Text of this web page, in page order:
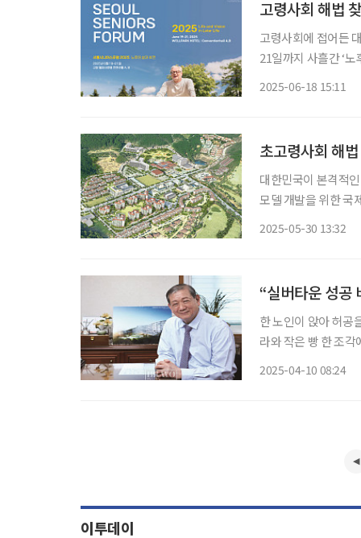
고령사회 해법
고령사회에 접어든 대한
21일까지 사흘간 ‘노후의 삶과 비전(Life and Vision in Later Life)’을 주제로 전북고창 웰파
2025-06-18 15:11
초고령사회 해
대한민국이 본격적
모델 개발을 위한 국제 포럼이 열린다. 서울시니
2025-05-30 13:32
“실버타운 성공
한 노인이 앉아 허공
라와 작은 빵 한 조
2025-04-10 08:24
이투데이